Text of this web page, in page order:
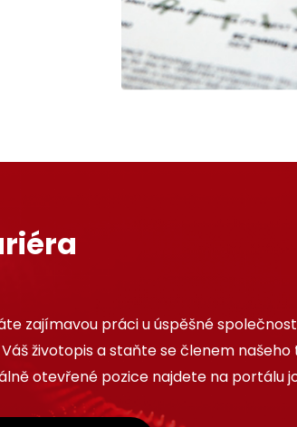
zajímavou práci u úspěšné
životopis a staňte se členem našeho
otevřené pozice najdete na portálu